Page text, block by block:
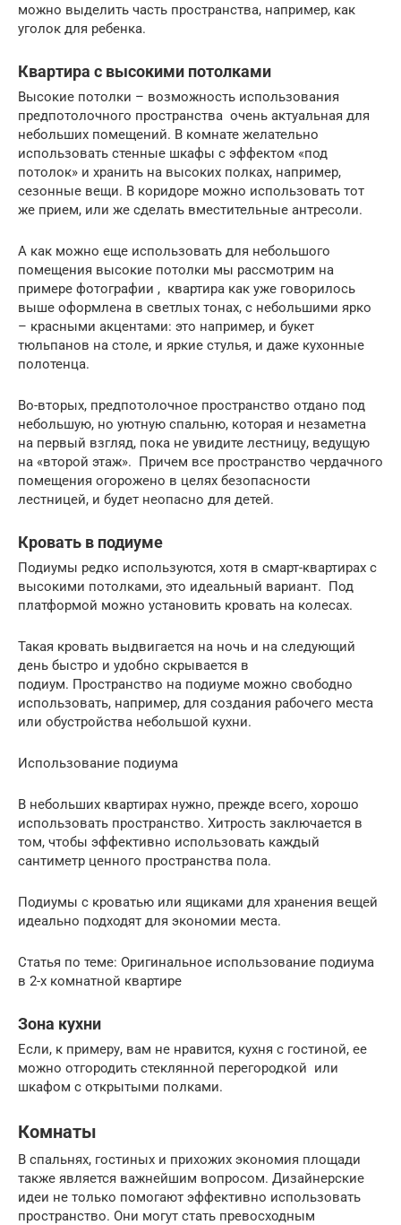
можно выделить часть пространства, например, как
уголок для ребенка.
Квартира с высокими потолками
Высокие потолки – возможность использования
предпотолочного пространства очень актуальная для
небольших помещений. В комнате желательно
использовать стенные шкафы с эффектом «под
потолок» и хранить на высоких полках, например,
сезонные вещи. В коридоре можно использовать тот
же прием, или же сделать вместительные антресоли.
А как можно еще использовать для небольшого
помещения высокие потолки мы рассмотрим на
примере фотографии , квартира как уже говорилось
выше оформлена в светлых тонах, с небольшими ярко
– красными акцентами: это например, и букет
тюльпанов на столе, и яркие стулья, и даже кухонные
полотенца.
Во-вторых, предпотолочное пространство отдано под
небольшую, но уютную спальню, которая и незаметна
на первый взгляд, пока не увидите лестницу, ведущую
на «второй этаж». Причем все пространство чердачного
помещения огорожено в целях безопасности
лестницей, и будет неопасно для детей.
Кровать в подиуме
Подиумы редко используются, хотя в смарт-квартирах с
высокими потолками, это идеальный вариант. Под
платформой можно установить кровать на колесах.
Такая кровать выдвигается на ночь и на следующий
день быстро и удобно скрывается в
подиум. Пространство на подиуме можно свободно
использовать, например, для создания рабочего места
или обустройства небольшой кухни.
Использование подиума
В небольших квартирах нужно, прежде всего, хорошо
использовать пространство. Хитрость заключается в
том, чтобы эффективно использовать каждый
сантиметр ценного пространства пола.
Подиумы с кроватью или ящиками для хранения вещей
идеально подходят для экономии места.
Статья по теме: Оригинальное использование подиума
в 2-х комнатной квартире
Зона кухни
Если, к примеру, вам не нравится, кухня с гостиной, ее
можно отгородить стеклянной перегородкой или
шкафом с открытыми полками.
Комнаты
В спальнях, гостиных и прихожих экономия площади
также является важнейшим вопросом. Дизайнерские
идеи не только помогают эффективно использовать
пространство. Они могут стать превосходным